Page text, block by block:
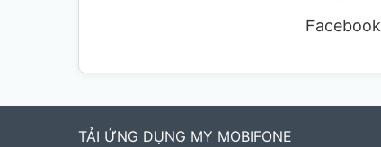
Facebook
TẢI ỨNG DỤNG MY MOBIFONE